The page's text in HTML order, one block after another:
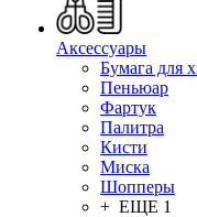
Аксессуары
Бумага для
Пеньюар
Фартук
Палитра
Кисти
Миска
Шопперы
+ ЕЩЕ 1